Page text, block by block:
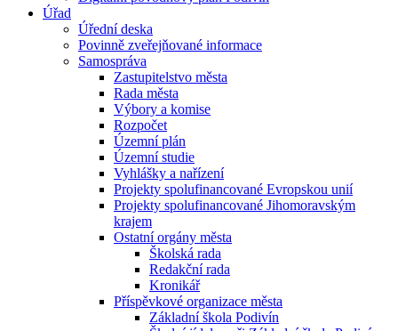
Úřad
Úřední deska
Povinně zveřejňované informace
Samospráva
Zastupitelstvo města
Rada města
Výbory a komise
Rozpočet
Územní plán
Územní studie
Vyhlášky a nařízení
Projekty spolufinancované Evropskou unií
Projekty spolufinancované Jihomoravským
krajem
Ostatní orgány města
Školská rada
Redakční rada
Kronikář
Příspěvkové organizace města
Základní škola Podivín